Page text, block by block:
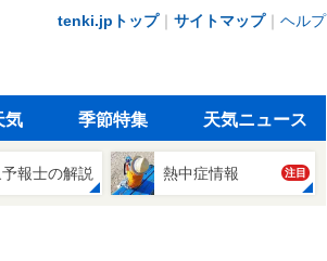
tenki.jpトップ｜ サイトマップ｜ ヘルプ
気 季節特集 天気ニュース
報士の解説 熱中症情報 注目